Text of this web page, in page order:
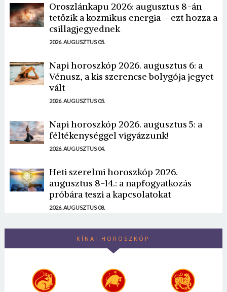
Oroszlánkapu 2026: augusztus 8-án
tetőzik a kozmikus energia – ezt hozza a
csillagjegyednek
2026. AUGUSZTUS 05.
Napi horoszkóp 2026. augusztus 6: a
Vénusz, a kis szerencse bolygója jegyet
vált
2026. AUGUSZTUS 05.
Napi horoszkóp 2026. augusztus 5: a
féltékenységgel vigyázzunk!
2026. AUGUSZTUS 04.
Heti szerelmi horoszkóp 2026.
augusztus 8-14.: a napfogyatkozás
próbára teszi a kapcsolatokat
2026. AUGUSZTUS 08.
KÍNAI HOROSZKÓP